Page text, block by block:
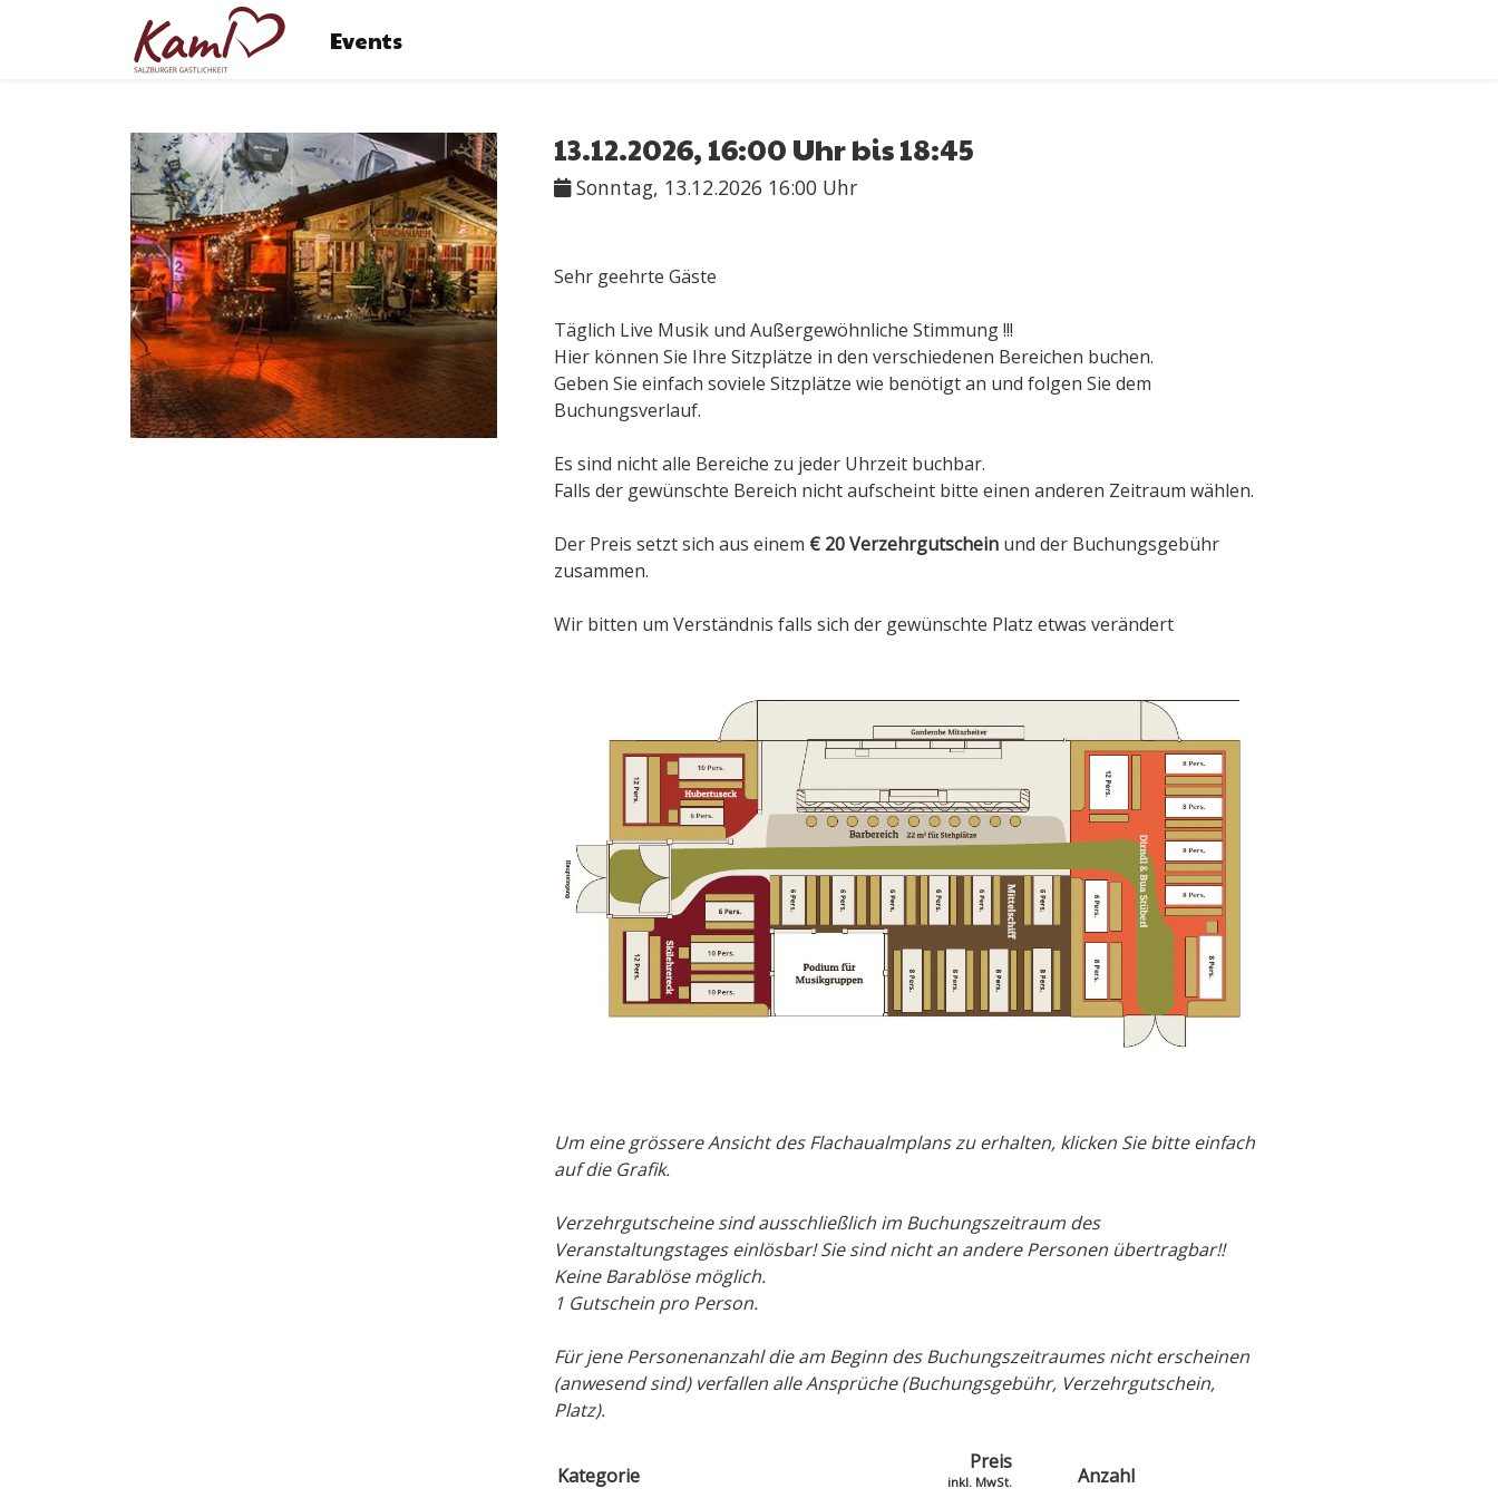
Events
13.12.2026, 16:00 Uhr bis 18:45
Sonntag, 13.12.2026 16:00 Uhr
Sehr geehrte Gäste
Täglich Live Musik und Außergewöhnliche Stimmung !!!
Hier können Sie Ihre Sitzplätze in den verschiedenen Bereichen buchen.
Geben Sie einfach soviele Sitzplätze wie benötigt an und folgen Sie dem
Buchungsverlauf.
Es sind nicht alle Bereiche zu jeder Uhrzeit buchbar.
Falls der gewünschte Bereich nicht aufscheint bitte einen anderen Zeitraum wählen.
Der Preis setzt sich aus einem € 20 Verzehrgutschein und der Buchungsgebühr
zusammen.
Wir bitten um Verständnis falls sich der gewünschte Platz etwas verändert
Um eine grössere Ansicht des Flachaualmplans zu erhalten, klicken Sie bitte einfach
auf die Grafik.
Verzehrgutscheine sind ausschließlich im Buchungszeitraum des
Veranstaltungstages einlösbar! Sie sind nicht an andere Personen übertragbar!!
Keine Barablöse möglich.
1 Gutschein pro Person.
Für jene Personenanzahl die am Beginn des Buchungszeitraumes nicht erscheinen
(anwesend sind) verfallen alle Ansprüche (Buchungsgebühr, Verzehrgutschein,
Platz).
Kategorie
Preis
inkl. MwSt. Anzahl